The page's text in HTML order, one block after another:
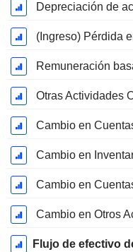
Remuneración
Otras Actividades
Cambio en
Cambio en
Cambio en
Cambio en Otros
Flujo de efectivo